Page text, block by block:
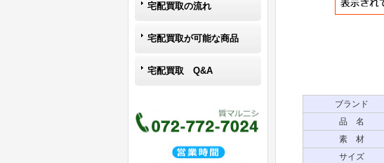
宅配買取の流れ
宅配買取が可能な商品
宅配買取 Q&A
ブランド
品 名
素 材
サイズ